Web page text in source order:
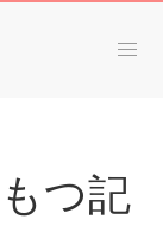
つ記